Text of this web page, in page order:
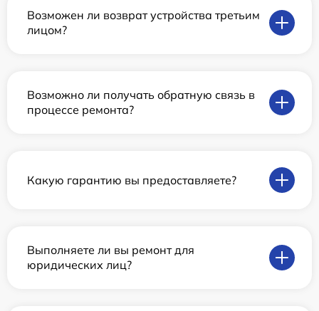
Возможен ли возврат устройства третьим
лицом?
Возможно ли получать обратную связь в
процессе ремонта?
Какую гарантию вы предоставляете?
Выполняете ли вы ремонт для
юридических лиц?